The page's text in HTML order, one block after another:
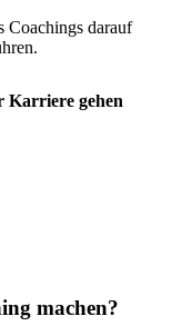
Coachings darauf
Karriere gehen
machen?